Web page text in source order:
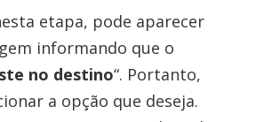
etapa, pode aparecer
informando que o
no destino“. Portanto,
a opção que deseja.